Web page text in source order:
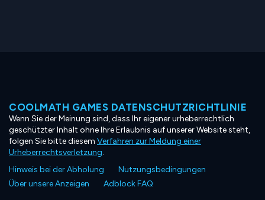
COOLMATH GAMES DATENSCHUTZRICHTLINIE
Wenn Sie der Meinung sind, dass Ihr eigener urheberrechtlich
geschützter Inhalt ohne Ihre Erlaubnis auf unserer Website steht,
folgen Sie bitte diesem Verfahren zur Meldung einer
Urheberrechtsverletzung.
Hinweis bei der Abholung
Nutzungsbedingungen
Über unsere Anzeigen
Adblock FAQ